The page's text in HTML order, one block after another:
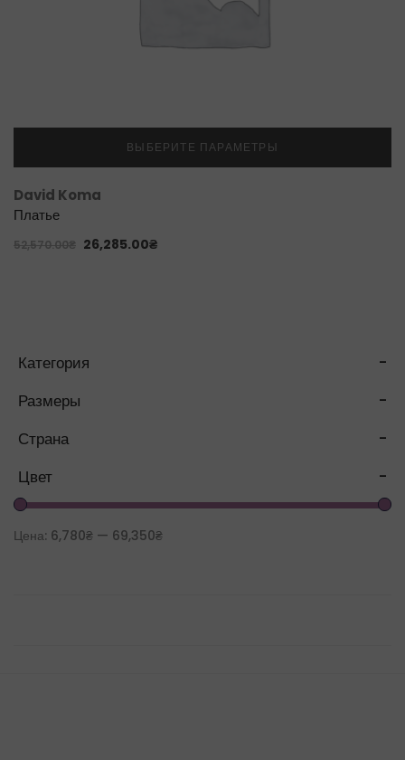
ВЫБЕРИТЕ ПАРАМЕТРЫ
David Koma
Платье
52,570.00₴ 26,285.00₴
Категория
-
Размеры
-
Страна
-
Цвет
-
Цена: 6,780₴ — 69,350₴